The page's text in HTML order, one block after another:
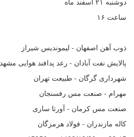
ساعت ۱۶
ذوب آهن اصفهان - لیموندیس شیراز
پالایش نفت آبادان - رعد پدافند هوایی مشهد
شهرداری گرگان - طبیعت تهران
مهرام - صنعت مس رفسنجان
صنعت مس کرمان - آورتا ساری
کاله مازندران - فولاد هرمزگان